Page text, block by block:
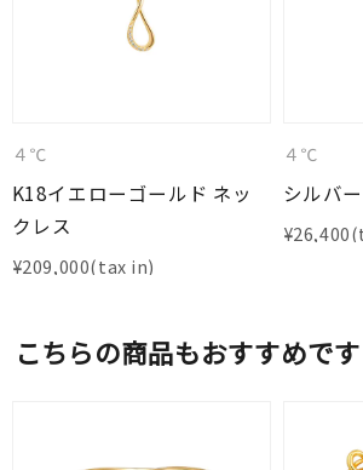
４℃
K18イエローゴールド ネッ
クレス
¥209,000
４℃
シルバ
¥26,400
こちらの商品もおすすめです